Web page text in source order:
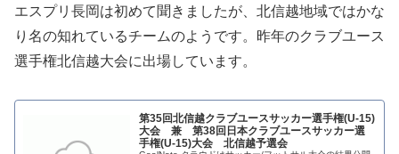
エスプリ長岡は初めて聞きましたが、北信越地域ではかな
り名の知れているチームのようです。昨年のクラブユース
選手権北信越大会に出場しています。
第35回北信越クラブユースサッカー選手権(U-15)
大会 兼 第38回日本クラブユースサッカー選
手権(U-15)大会 北信越予選会